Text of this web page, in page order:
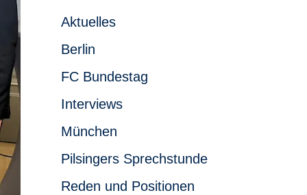
Aktuelles
Berlin
FC Bundestag
Interviews
München
Pilsingers Sprechstunde
Reden und Positionen